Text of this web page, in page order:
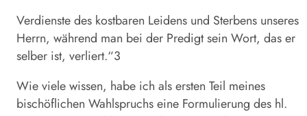
Verdienste des kostbaren Leidens und Sterbens unseres
Herrn, während man bei der Predigt sein Wort, das er
selber ist, verliert.“3
Wie viele wissen, habe ich als ersten Teil meines
bischöflichen Wahlspruchs eine Formulierung des hl.